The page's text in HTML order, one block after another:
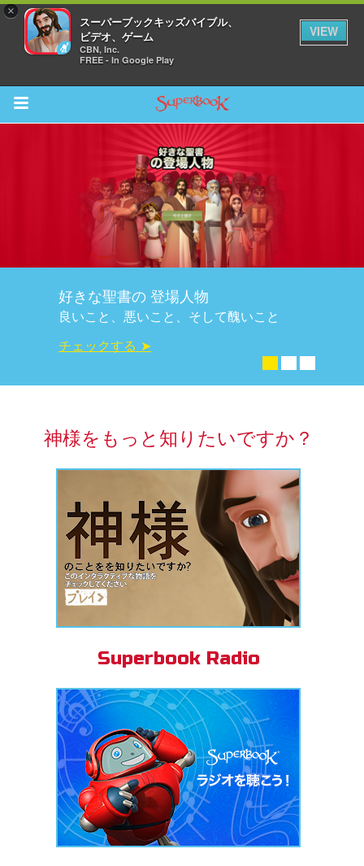
×
スーパーブックキッズバイブル、
ビデオ、ゲーム
CBN, Inc.
FREE - In Google Play
VIEW
Return to Content
好きな聖書の 登場人物
良いこと、悪いこと、そして醜いこと
チェックする ➤
神様をもっと知りたいですか？
Superbook Radio